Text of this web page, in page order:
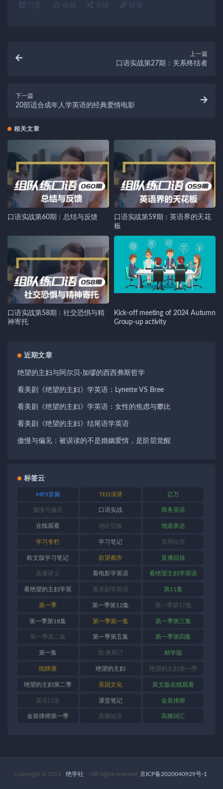
打赏 收藏 海报 链接
上一篇
口语实战第27期：关系终结者
下一篇
20部适合成年人学英语的经典爱情电影
相关文章
口语实战第60期：总结与反馈
口语实战第59期：英语界的天花
板
口语实战第58期：社交恐惧与精
神寄托
Kick-off meeting of 2024 Autumn
Group-up activity
近期文章
绝望的主妇与阿尔贝·加缪的西西弗斯哲学
看美剧《绝望的主妇》学英语：Lynette VS Bree
看美剧《绝望的主妇》学英语：女性的焦虑与攀比
看美剧《绝望的主妇》结尾语学英语
傲慢与偏见：被误读的不是婚姻爱情，是阶层觉醒
标签云
MP3音频 TED演讲 亿万
傲慢与偏见 口语实战 商务英语
在线观看 地区切换 地道表达
学习专栏 学习笔记 实用短语
欧文版学习笔记 欲望都市 直播回放
直播讲义 看电影学英语 看绝望主妇学英语
看绝望的主妇学英
语
看美剧学英语 第11集
第一季 第一季第12集 第一季第17集
第一季第18集 第一季第一集 第一季第三集
第一季第二集 第一季第五集 第一季第四集
第一集 简·奥斯汀 精学版
纸牌屋 绝望的主妇 绝望的主妇第一季
绝望的主妇第二季 美国文化 英文版在线观看
英语口语 课堂笔记 金装律师
金装律师第一季 高频短语 高频词汇
Copyright © 2021 绝学社 - All rights reserved 京ICP备2020040929号-1